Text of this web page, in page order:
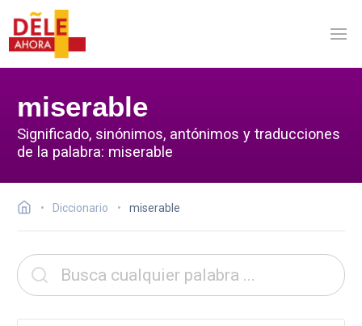
miserable
Significado, sinónimos, antónimos y traducciones
de la palabra: miserable
Diccionario miserable